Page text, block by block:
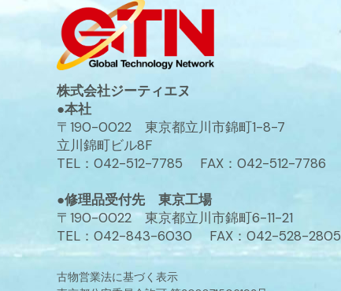
株式会社ジーティエヌ
●本社
〒190-0022 東京都立川市錦町1-8-7
立川錦町ビル8F
TEL：042-512-7785 FAX：042-512-7786
●修理品受付先 東京工場
〒190-0022 東京都立川市錦町6-11-21
TEL：042-843-6030 FAX：042-528-2805
古物営業法に基づく表示